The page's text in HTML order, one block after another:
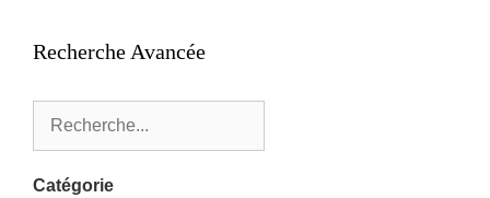
Recherche Avancée
Catégorie